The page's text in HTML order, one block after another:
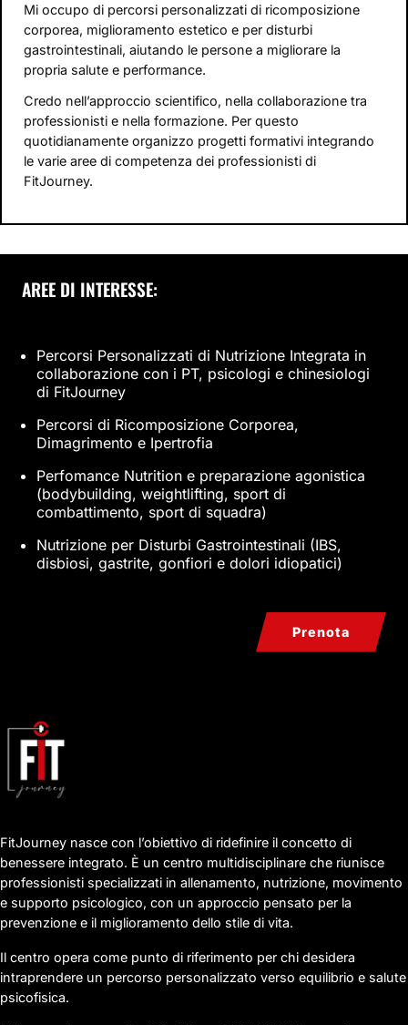
Mi occupo di percorsi personalizzati di ricomposizione
corporea, miglioramento estetico e per disturbi
gastrointestinali, aiutando le persone a migliorare la
propria salute e performance.
Credo nell’approccio scientifico, nella collaborazione tra
professionisti e nella formazione. Per questo
quotidianamente organizzo progetti formativi integrando
le varie aree di competenza dei professionisti di
FitJourney.
AREE DI INTERESSE:
Percorsi Personalizzati di Nutrizione Integrata in
collaborazione con i PT, psicologi e chinesiologi
di FitJourney
Percorsi di Ricomposizione Corporea,
Dimagrimento e Ipertrofia
Perfomance Nutrition e preparazione agonistica
(bodybuilding, weightlifting, sport di
combattimento, sport di squadra)
Nutrizione per Disturbi Gastrointestinali (IBS,
disbiosi, gastrite, gonfiori e dolori idiopatici)
Prenota
FitJourney nasce con l’obiettivo di ridefinire il concetto di
benessere integrato. È un centro multidisciplinare che riunisce
professionisti specializzati in allenamento, nutrizione, movimento
e supporto psicologico, con un approccio pensato per la
prevenzione e il miglioramento dello stile di vita.
Il centro opera come punto di riferimento per chi desidera
intraprendere un percorso personalizzato verso equilibrio e salute
psicofisica.